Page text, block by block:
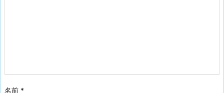
名前 *